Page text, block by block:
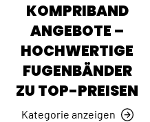
KOMPRIBAND
ANGEBOTE –
HOCHWERTIGE
FUGENBÄNDER
ZU TOP-PREISEN
Kategorie anzeigen